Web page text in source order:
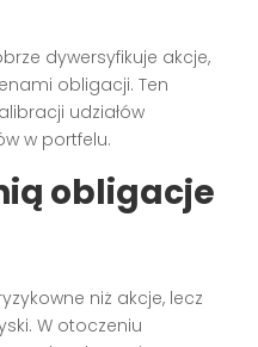
dywersyfikuje akcje,
obligacji. Ten
udziałów
w portfelu.
obligacje
niż akcje, lecz
W otoczeniu